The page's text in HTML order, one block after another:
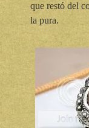
que restó del
la pura.